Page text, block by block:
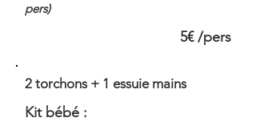
pers)
5€ /pers
2 torchons + 1 essuie mains
Kit bébé :